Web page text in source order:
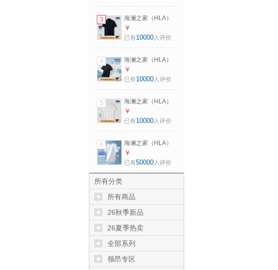
170/88A 推荐
125~136斤
3
海澜之家（HLA）
短袖POLO衫男山不
在高系列短袖男夏
180/96A 推荐
151~164斤
￥
已有10000人评价
4
海澜之家（HLA）
POLO衫男马年凉感
马上好运短袖男夏
2XL 185/100A 推荐
165~180斤
￥
已有10000人评价
5
海澜之家（HLA）
POLO衫男马年凉感
马上好运短袖男夏
175/92A 推荐
137~150斤
￥
已有10000人评价
6
海澜之家（HLA）
短袖T恤男冰爽棉撞
色圆领凉感短袖男
75kg
￥
已有50000人评价
所有分类
所有商品
26秋季新品
26夏季热卖
全部系列
领昂专区